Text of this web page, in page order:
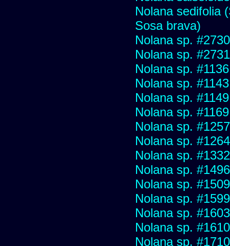
Nolana sedifolia
Sosa brava)
Nolana sp.
Nolana sp. #2731
Nolana sp. #1136
Nolana sp. #1143
Nolana sp. #1149
Nolana sp. #1169
Nolana sp. #1257
Nolana sp. #1264
Nolana sp. #1332
Nolana sp. #1496
Nolana sp. #1509
Nolana sp. #1599
Nolana sp. #1603
Nolana sp. #1610
Nolana sp. #1710